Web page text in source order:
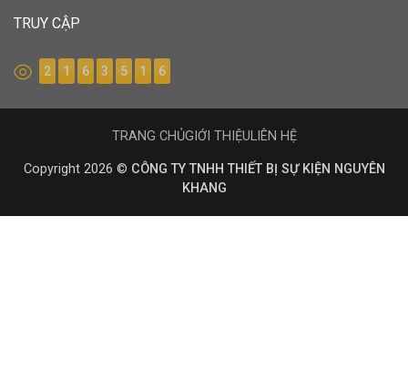
TRUY CẬP
2 1 6 3 5 1 6
Copyright 2026 © CÔNG TY TNHH THIẾT BỊ SỰ KIỆN NGUYÊN
KHANG
TRANG CHỦGIỚI THIỆULIÊN HỆ